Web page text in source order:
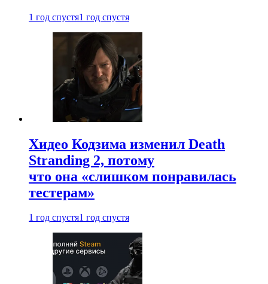
1 год спустя1 год спустя
Хидео Кодзима изменил Death
Stranding 2, потому
что она «слишком понравилась
тестерам»
1 год спустя1 год спустя